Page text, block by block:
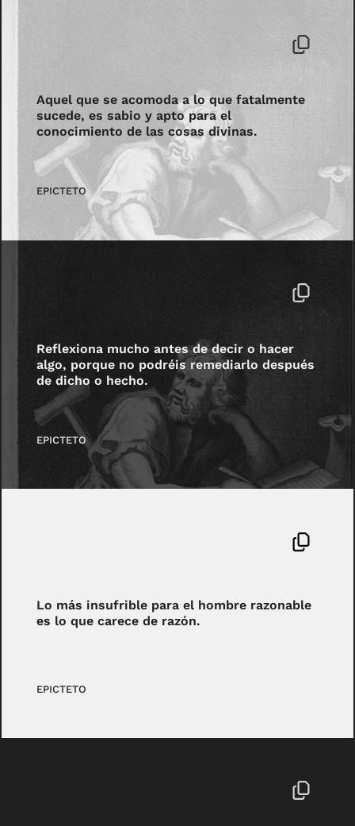
Aquel que se acomoda a lo que fatalmente
sucede, es sabio y apto para el
conocimiento de las cosas divinas.
EPICTETO
Reflexiona mucho antes de decir o hacer
algo, porque no podréis remediarlo después
de dicho o hecho.
EPICTETO
Lo más insufrible para el hombre razonable
es lo que carece de razón.
EPICTETO